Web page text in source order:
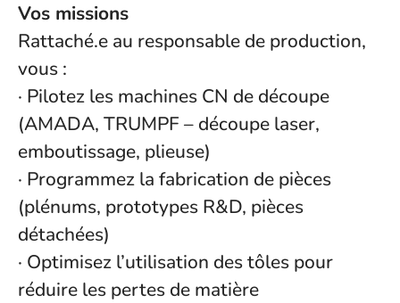
Vos missions
Rattaché.e au responsable de production,
vous :
· Pilotez les machines CN de découpe
(AMADA, TRUMPF – découpe laser,
emboutissage, plieuse)
· Programmez la fabrication de pièces
(plénums, prototypes R&D, pièces
détachées)
· Optimisez l’utilisation des tôles pour
réduire les pertes de matière